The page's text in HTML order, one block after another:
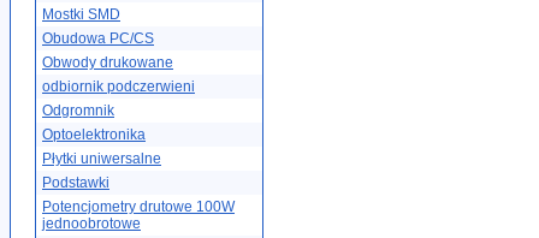
Mostki SMD
Obudowa PC/CS
Obwody drukowane
odbiornik podczerwieni
Odgromnik
Optoelektronika
Płytki uniwersalne
Podstawki
Potencjometry drutowe 100W
jednoobrotowe